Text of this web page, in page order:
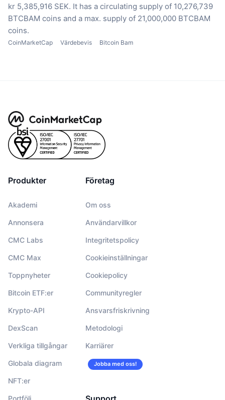
kr 5,385,916 SEK. It has a circulating supply of 10,276,739
BTCBAM coins and a max. supply of 21,000,000 BTCBAM
coins.
CoinMarketCap Värdebevis Bitcoin Bam
Produkter
Akademi
Annonsera
CMC Labs
CMC Max
Toppnyheter
Bitcoin ETF:er
Krypto-API
DexScan
Verkliga tillgångar
Globala diagram
NFT:er
Företag
Om oss
Användarvillkor
Integritetspolicy
Cookieinställningar
Cookiepolicy
Communityregler
Ansvarsfriskrivning
Metodologi
Karriärer
Jobba med oss!